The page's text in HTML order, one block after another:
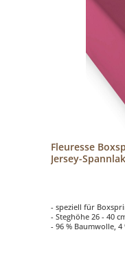
Fleuresse
Jersey-
- speziell für
- Steghöhe 26 - 40
- 96 % Baumwolle, 4